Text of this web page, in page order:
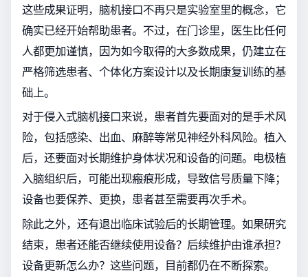
这些成果证明，脑机接口不再只是实验室里的概念，它
确实已经开始帮助患者。不过，在门诊里，医生比任何
人都更加谨慎，因为如今取得的大多数成果，仍建立在
严格筛选患者、个体化方案设计以及长期康复训练的基
础上。
对于侵入式脑机接口来说，患者首先要面对的是手术风
险，包括感染、出血、麻醉等常见神经外科风险。植入
后，还要面对长期维护身体状况和设备的问题。电极植
入脑组织后，可能出现瘢痕形成，导致信号质量下降；
设备也要保养、更换，患者甚至需要再次手术。
除此之外，还有退出临床试验后的长期管理。如果研究
结束，患者还能否继续使用设备？后续维护由谁承担？
设备更新怎么办？这些问题，目前都仍在不断探索。